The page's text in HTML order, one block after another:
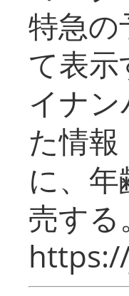
特急
て表
イナ
た情
に、
売す